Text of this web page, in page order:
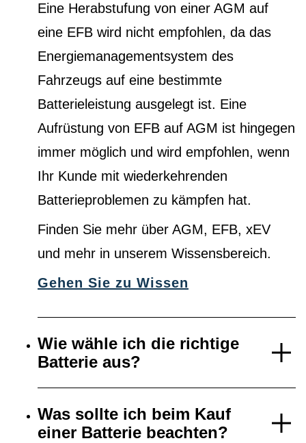
Eine Herabstufung von einer AGM auf
eine EFB wird nicht empfohlen, da das
Energiemanagementsystem des
Fahrzeugs auf eine bestimmte
Batterieleistung ausgelegt ist. Eine
Aufrüstung von EFB auf AGM ist hingegen
immer möglich und wird empfohlen, wenn
Ihr Kunde mit wiederkehrenden
Batterieproblemen zu kämpfen hat.
Finden Sie mehr über AGM, EFB, xEV
und mehr in unserem Wissensbereich.
Gehen Sie zu Wissen
Wie wähle ich die richtige
Batterie aus?
Was sollte ich beim Kauf
einer Batterie beachten?